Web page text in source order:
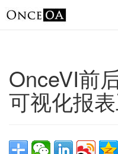
OnceVI前
可视化报